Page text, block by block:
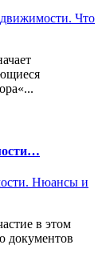
в этом
документов